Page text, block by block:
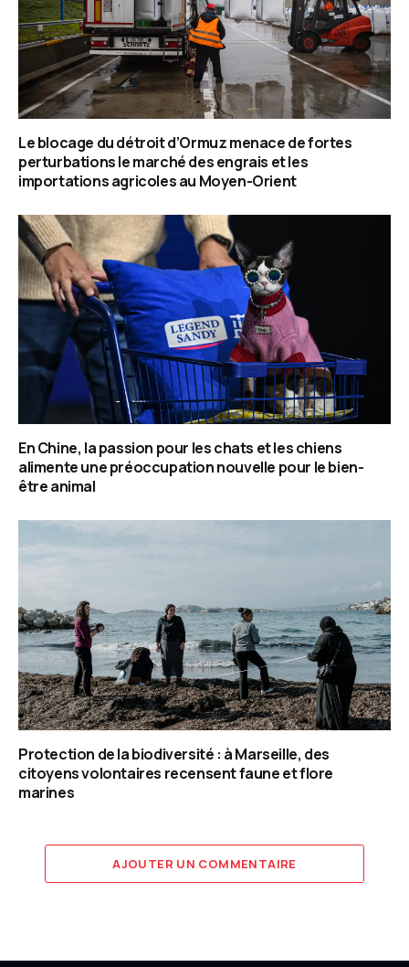
Le blocage du détroit d’Ormuz menace de fortes
perturbations le marché des engrais et les
importations agricoles au Moyen-Orient
En Chine, la passion pour les chats et les chiens
alimente une préoccupation nouvelle pour le bien-
être animal
Protection de la biodiversité : à Marseille, des
citoyens volontaires recensent faune et flore
marines
AJOUTER UN COMMENTAIRE